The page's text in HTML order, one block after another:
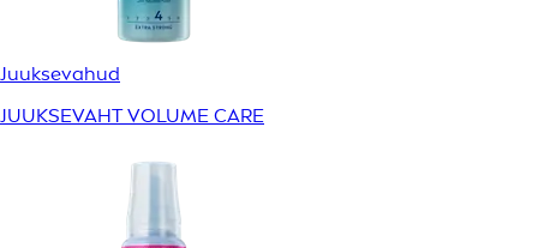
Juuksevahud
JUUKSEVAHT VOLUME CARE